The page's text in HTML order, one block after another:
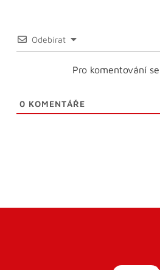
Odebírat
Pro komentování
0 KOMENTÁŘE